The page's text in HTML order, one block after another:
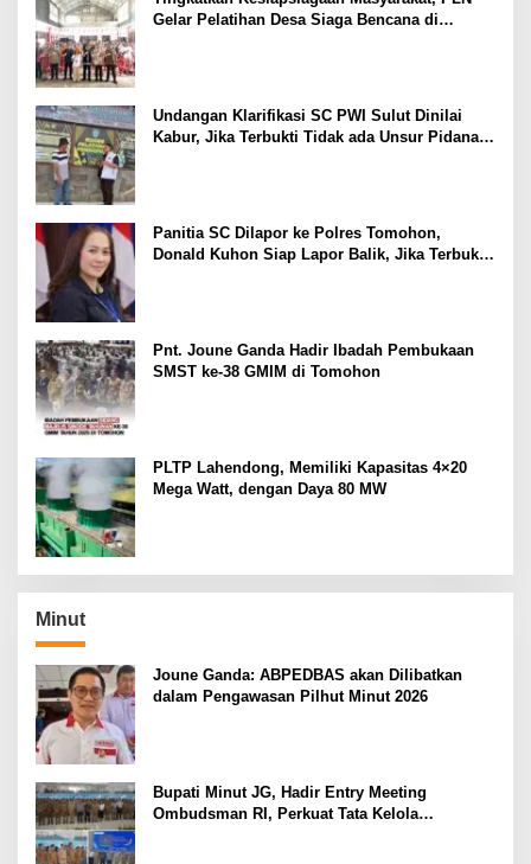
Gelar Pelatihan Desa Siaga Bencana di
Undangan Klarifikasi SC PWI Sulut Dinilai
Kabur, Jika Terbukti Tidak ada Unsur Pidana
Panitia SC Dilapor ke Polres Tomohon,
Donald Kuhon Siap Lapor Balik, Jika Terbukti
Pnt. Joune Ganda Hadir Ibadah Pembukaan
SMST ke-38 GMIM di Tomohon
PLTP Lahendong, Memiliki Kapasitas 4×20
Mega Watt, dengan Daya 80 MW
Minut
Joune Ganda: ABPEDBAS akan Dilibatkan
dalam Pengawasan Pilhut Minut 2026
Bupati Minut JG, Hadir Entry Meeting
Ombudsman RI, Perkuat Tata Kelola